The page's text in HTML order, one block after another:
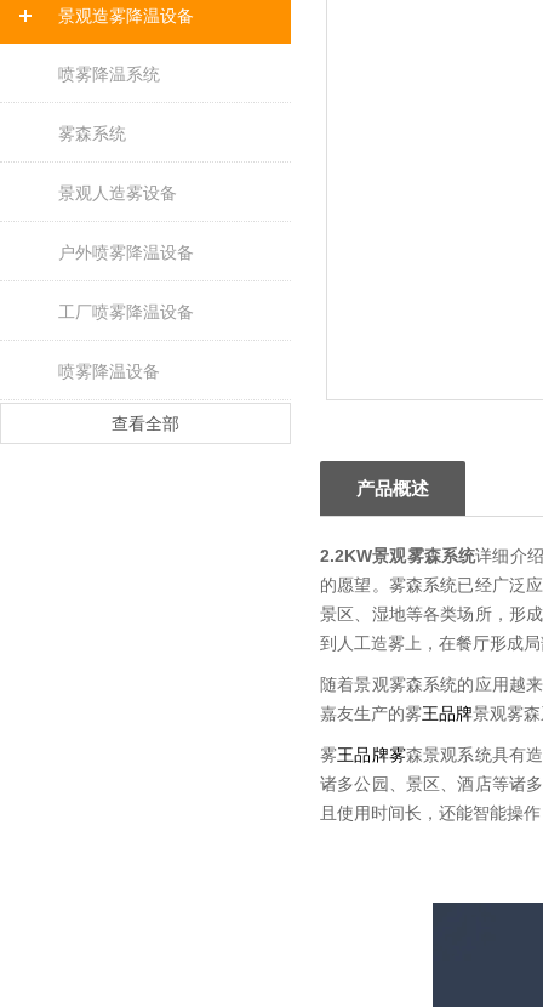
景观造雾降温设备
喷雾降温系统
雾森系统
景观人造雾设备
户外喷雾降温设备
工厂喷雾降温设备
喷雾降温设备
查看全部
产品概述
2.2KW景观雾森系统详细介
的愿望。雾森系统已经广泛
景区、湿地等各类场所，形
到人工造雾上，在餐厅形成
随着景观雾森系统的应用越
嘉友生产的雾王品牌景观雾
雾王品牌雾森景观系统具有
诸多公园、景区、酒店等诸
且使用时间长，还能智能操